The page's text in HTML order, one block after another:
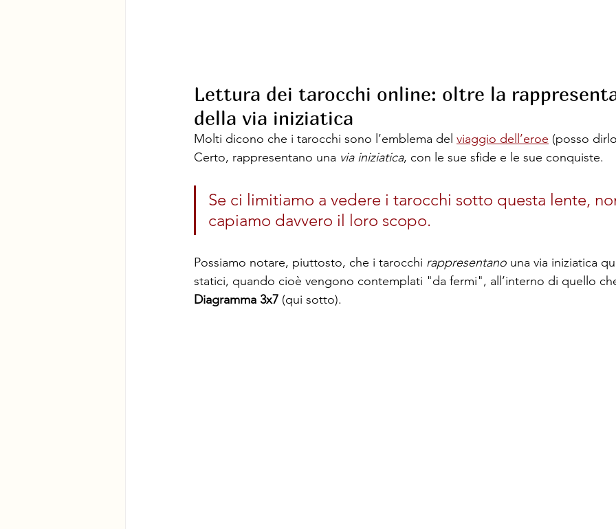
Lettura dei tarocchi online: oltre la
della via iniziatica
Molti dicono che i tarocchi sono l’emblema del viaggio dell’eroe (posso
Certo, rappresentano una via iniziatica, con le sue sfide e le sue conquiste.
Se ci limitiamo a vedere i tarocchi sotto questa lente,
capiamo davvero il loro scopo.
Possiamo notare, piuttosto, che i tarocchi rappresentano una via iniziatica
statici, quando cioè vengono contemplati "da fermi", all’interno di quello
Diagramma 3x7 (qui sotto).